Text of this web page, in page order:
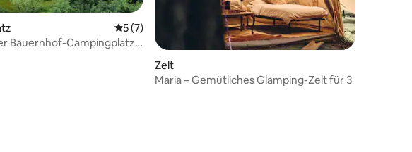
Durchschnittliche Bewertung: 5 von 5, 7 Bewertungen
5 (7)
Bauernhof-Campingplatz
Zelt
Maria – Gemütliches Glamping-Zelt für 3